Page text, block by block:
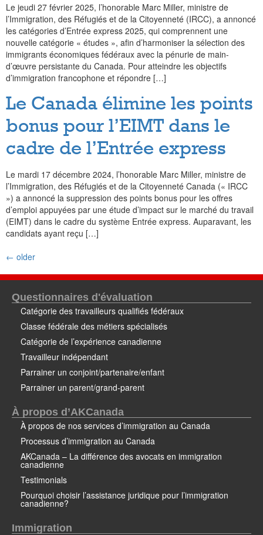
Le jeudi 27 février 2025, l’honorable Marc Miller, ministre de
l’Immigration, des Réfugiés et de la Citoyenneté (IRCC), a annoncé
les catégories d’Entrée express 2025, qui comprennent une
nouvelle catégorie « études », afin d’harmoniser la sélection des
immigrants économiques fédéraux avec la pénurie de main-
d’œuvre persistante du Canada. Pour atteindre les objectifs
d’immigration francophone et répondre […]
Le Canada élimine les points
bonus pour l’EIMT dans le
cadre de l’Entrée express
Le mardi 17 décembre 2024, l’honorable Marc Miller, ministre de
l’Immigration, des Réfugiés et de la Citoyenneté Canada (« IRCC
») a annoncé la suppression des points bonus pour les offres
d’emploi appuyées par une étude d’impact sur le marché du travail
(EIMT) dans le cadre du système Entrée express. Auparavant, les
candidats ayant reçu […]
← older
Questionnaires d'évaluation
Catégorie des travailleurs qualifiés fédéraux
Classe fédérale des métiers spécialisés
Catégorie de l’expérience canadienne
Travailleur indépendant
Parrainer un conjoint/partenaire/enfant
Parrainer un parent/grand-parent
À propos d’AKCanada
À propos de nos services d’immigration au Canada
Processus d’immigration au Canada
AKCanada – La différence des avocats en immigration
canadienne
Testimonials
Pourquoi choisir l’assistance juridique pour l’immigration
canadienne?
Immigration